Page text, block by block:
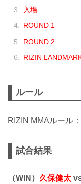
入場
ROUND 1
ROUND 2
RIZIN
ルール
RIZIN MMAルール
試合結果
（WIN） 久保健太